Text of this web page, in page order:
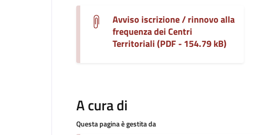
Avviso iscrizione / rinnovo alla
frequenza dei Centri
Territoriali (PDF - 154.79 kB)
A cura di
Questa pagina è gestita da